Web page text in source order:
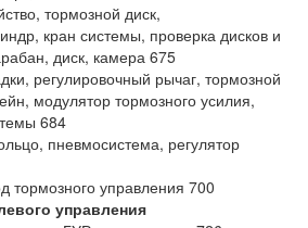
тормозной диск,
кран системы, проверка дисков и
диск, камера 675
регулировочный рычаг, тормозной
модулятор тормозного усилия,
684
пневмосистема, регулятор
тормозного управления 700
управления